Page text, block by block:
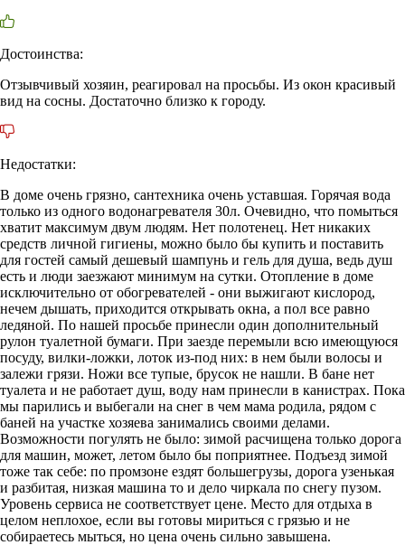
Достоинства:
Отзывчивый хозяин, реагировал на просьбы. Из окон красивый
вид на сосны. Достаточно близко к городу.
Недостатки:
В доме очень грязно, сантехника очень уставшая. Горячая вода
только из одного водонагревателя 30л. Очевидно, что помыться
хватит максимум двум людям. Нет полотенец. Нет никаких
средств личной гигиены, можно было бы купить и поставить
для гостей самый дешевый шампунь и гель для душа, ведь душ
есть и люди заезжают минимум на сутки. Отопление в доме
исключительно от обогревателей - они выжигают кислород,
нечем дышать, приходится открывать окна, а пол все равно
ледяной. По нашей просьбе принесли один дополнительный
рулон туалетной бумаги. При заезде перемыли всю имеющуюся
посуду, вилки-ложки, лоток из-под них: в нем были волосы и
залежи грязи. Ножи все тупые, брусок не нашли. В бане нет
туалета и не работает душ, воду нам принесли в канистрах. Пока
мы парились и выбегали на снег в чем мама родила, рядом с
баней на участке хозяева занимались своими делами.
Возможности погулять не было: зимой расчищена только дорога
для машин, может, летом было бы поприятнее. Подъезд зимой
тоже так себе: по промзоне ездят большегрузы, дорога узенькая
и разбитая, низкая машина то и дело чиркала по снегу пузом.
Уровень сервиса не соответствует цене. Место для отдыха в
целом неплохое, если вы готовы мириться с грязью и не
собираетесь мыться, но цена очень сильно завышена.